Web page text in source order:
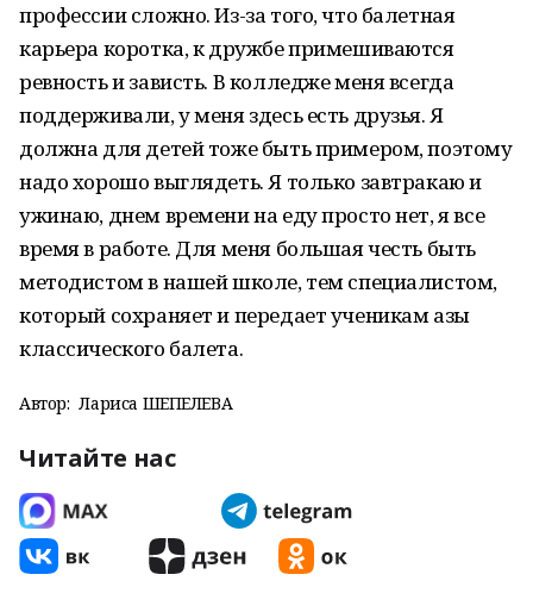
профессии сложно. Из-за того, что балетная
карьера коротка, к дружбе примешиваются
ревность и зависть. В колледже меня всегда
поддерживали, у меня здесь есть друзья. Я
должна для детей тоже быть примером, поэтому
надо хорошо выглядеть. Я только завтракаю и
ужинаю, днем времени на еду просто нет, я все
время в работе. Для меня большая честь быть
методистом в нашей школе, тем специалистом,
который сохраняет и передает ученикам азы
классического балета.
Автор: Лариса ШЕПЕЛЕВА
Читайте нас